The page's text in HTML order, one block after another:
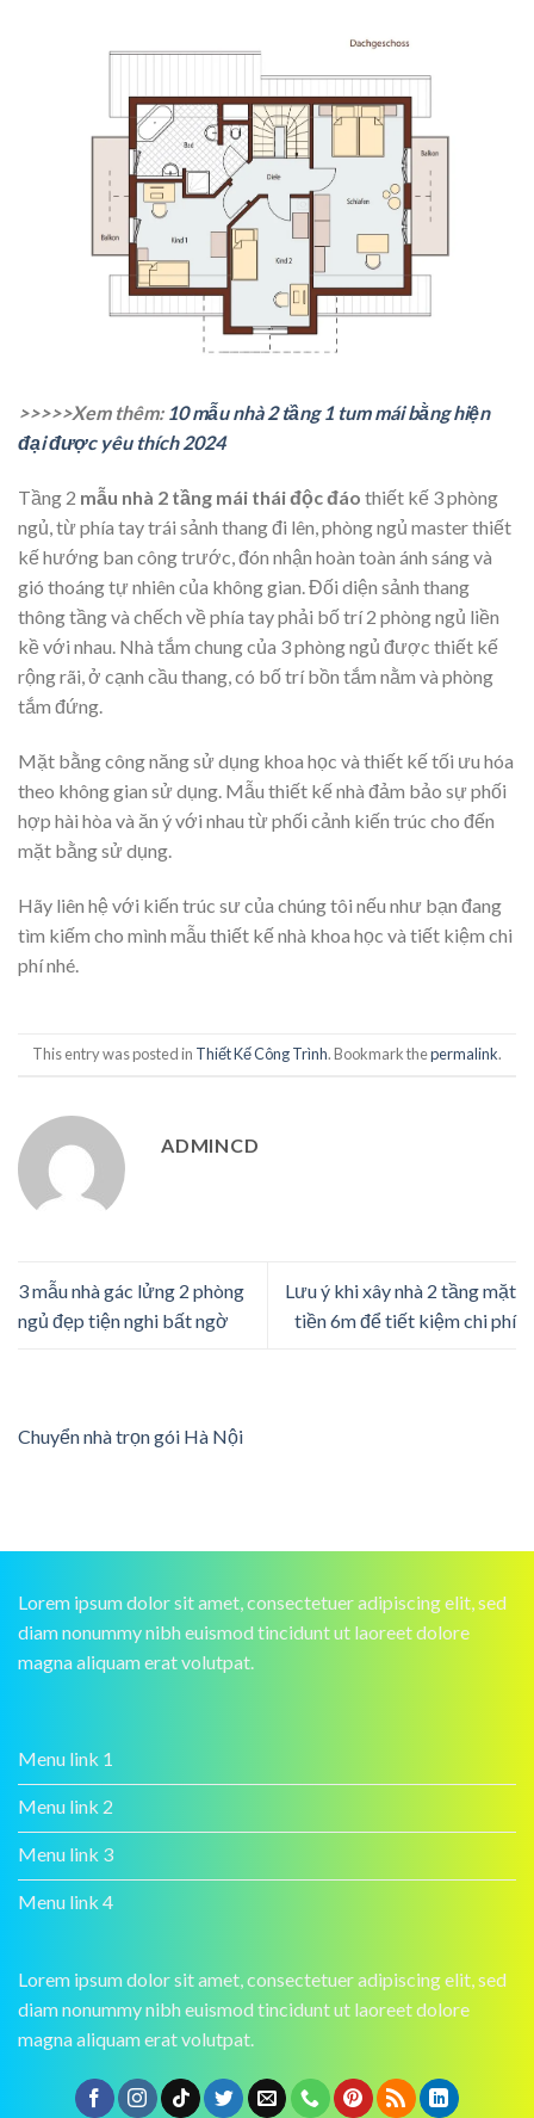
>>>>>Xem thêm: 10 mẫu nhà 2 tầng 1 tum mái bằng hiện
đại được yêu thích 2024
Tầng 2 mẫu nhà 2 tầng mái thái độc đáo thiết kế 3 phòng
ngủ, từ phía tay trái sảnh thang đi lên, phòng ngủ master thiết
kế hướng ban công trước, đón nhận hoàn toàn ánh sáng và
gió thoáng tự nhiên của không gian. Đối diện sảnh thang
thông tầng và chếch về phía tay phải bố trí 2 phòng ngủ liền
kề với nhau. Nhà tắm chung của 3 phòng ngủ được thiết kế
rộng rãi, ở cạnh cầu thang, có bố trí bồn tắm nằm và phòng
tắm đứng.
Mặt bằng công năng sử dụng khoa học và thiết kế tối ưu hóa
theo không gian sử dụng. Mẫu thiết kế nhà đảm bảo sự phối
hợp hài hòa và ăn ý với nhau từ phối cảnh kiến trúc cho đến
mặt bằng sử dụng.
Hãy liên hệ với kiến trúc sư của chúng tôi nếu như bạn đang
tìm kiếm cho mình mẫu thiết kế nhà khoa học và tiết kiệm chi
phí nhé.
This entry was posted in Thiết Kế Công Trình. Bookmark thepermalink.
ADMINCD
3 mẫu nhà gác lửng 2 phòng
ngủ đẹp tiện nghi bất ngờ
Lưu ý khi xây nhà 2 tầng mặt
tiền 6m để tiết kiệm chi phí
Chuyển nhà trọn gói Hà Nội
Lorem ipsum dolor sit amet, consectetuer adipiscing elit, sed
diam nonummy nibh euismod tincidunt ut laoreet dolore
magna aliquam erat volutpat.
Menu link 1
Menu link 2
Menu link 3
Menu link 4
Lorem ipsum dolor sit amet, consectetuer adipiscing elit, sed
diam nonummy nibh euismod tincidunt ut laoreet dolore
magna aliquam erat volutpat.